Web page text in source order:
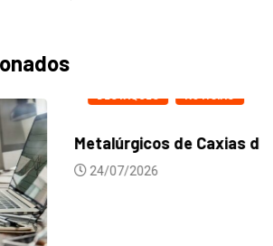
do Sul aprovam reajuste...